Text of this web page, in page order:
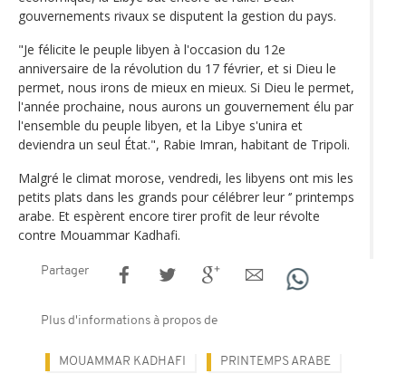
gouvernements rivaux se disputent la gestion du pays.
"Je félicite le peuple libyen à l'occasion du 12e
anniversaire de la révolution du 17 février, et si Dieu le
permet, nous irons de mieux en mieux. Si Dieu le permet,
l'année prochaine, nous aurons un gouvernement élu par
l'ensemble du peuple libyen, et la Libye s'unira et
deviendra un seul État.", Rabie Imran, habitant de Tripoli.
Malgré le climat morose, vendredi, les libyens ont mis les
petits plats dans les grands pour célébrer leur ‘’ printemps
arabe. Et espèrent encore tirer profit de leur révolte
contre Mouammar Kadhafi.
Partager
Plus d'informations à propos de
MOUAMMAR KADHAFI PRINTEMPS ARABE